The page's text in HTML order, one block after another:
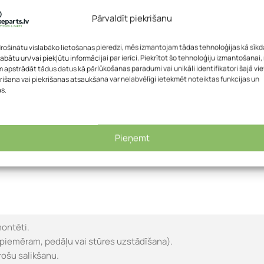
Pārvaldīt piekrišanu
vislabāko lietošanas pieredzi, mēs izmantojam tādas tehnoloģijas kā
un/vai piekļūtu informācijai par ierīci. Piekrītot šo tehnoloģiju izmantošanai,
apstrādāt tādus datus kā pārlūkošanas paradumi vai unikāli identifikatori šajā
vai piekrišanas atsaukšana var nelabvēlīgi ietekmēt noteiktas funkcijas un
Pieņemt
pedāļu vai stūres uzstādīšana).
salikšanu.